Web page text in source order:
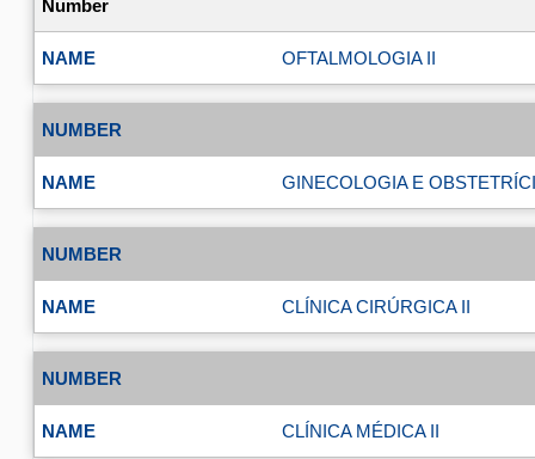
OFTALMOLOGIA II
GINECOLOGIA E
CLÍNICA CIRÚRGICA II
CLÍNICA MÉDICA II